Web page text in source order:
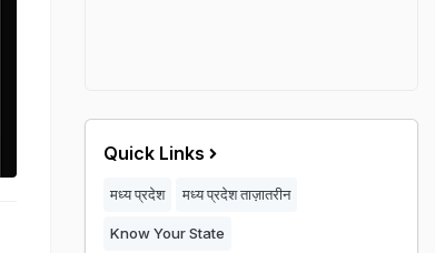
Quick Links
मध्य प्रदेश मध्य प्रदेश ताज़ातरीन
Know Your State